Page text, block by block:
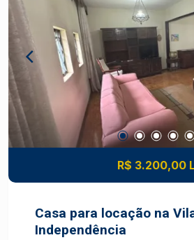
R$ 3.200,00
Casa para locação na
Independência